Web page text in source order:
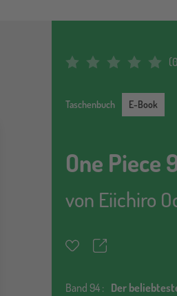
Average Rating: 0 (
Taschenbuch
E-Book
One Piece
von Eiichiro
MerkzettelTeilen
Band 94 : Der